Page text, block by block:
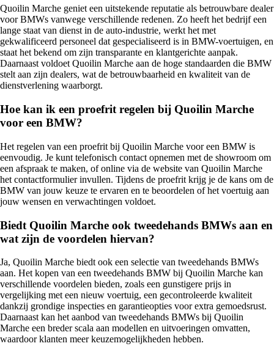
Quoilin Marche geniet een uitstekende reputatie als betrouwbare dealer
voor BMWs vanwege verschillende redenen. Zo heeft het bedrijf een
lange staat van dienst in de auto-industrie, werkt het met
gekwalificeerd personeel dat gespecialiseerd is in BMW-voertuigen, en
staat het bekend om zijn transparante en klantgerichte aanpak.
Daarnaast voldoet Quoilin Marche aan de hoge standaarden die BMW
stelt aan zijn dealers, wat de betrouwbaarheid en kwaliteit van de
dienstverlening waarborgt.
Hoe kan ik een proefrit regelen bij Quoilin Marche
voor een BMW?
Het regelen van een proefrit bij Quoilin Marche voor een BMW is
eenvoudig. Je kunt telefonisch contact opnemen met de showroom om
een afspraak te maken, of online via de website van Quoilin Marche
het contactformulier invullen. Tijdens de proefrit krijg je de kans om de
BMW van jouw keuze te ervaren en te beoordelen of het voertuig aan
jouw wensen en verwachtingen voldoet.
Biedt Quoilin Marche ook tweedehands BMWs aan en
wat zijn de voordelen hiervan?
Ja, Quoilin Marche biedt ook een selectie van tweedehands BMWs
aan. Het kopen van een tweedehands BMW bij Quoilin Marche kan
verschillende voordelen bieden, zoals een gunstigere prijs in
vergelijking met een nieuw voertuig, een gecontroleerde kwaliteit
dankzij grondige inspecties en garantieopties voor extra gemoedsrust.
Daarnaast kan het aanbod van tweedehands BMWs bij Quoilin
Marche een breder scala aan modellen en uitvoeringen omvatten,
waardoor klanten meer keuzemogelijkheden hebben.